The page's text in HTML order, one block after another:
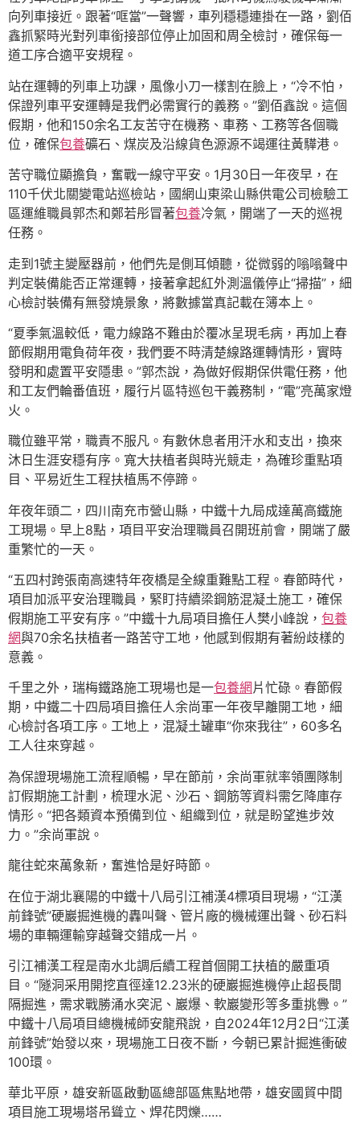
向列車接近。跟著“哐當”一聲響，車列穩穩連掛在一路，劉佰
鑫抓緊時光對列車銜接部位停止加固和周全檢討，確保每一
道工序合適平安規程。
站在運轉的列車上功課，風像小刀一樣割在臉上，“冷不怕，
保證列車平安運轉是我們必需實行的義務。”劉佰鑫說。這個
假期，他和150余名工友苦守在機務、車務、工務等各個職
位，確保包養礦石、煤炭及沿線貨色源源不竭運往黃驊港。
苦守職位顯擔負，奮戰一線守平安。1月30日一年夜早，在
110千伏北關變電站巡檢站，國網山東梁山縣供電公司檢驗工
區運維職員郭杰和鄭若彤冒著包養冷氣，開端了一天的巡視
任務。
走到1號主變壓器前，他們先是側耳傾聽，從微弱的嗡嗡聲中
判定裝備能否正常運轉，接著拿起紅外測溫儀停止“掃描”，細
心檢討裝備有無發燒景象，將數據當真記載在簿本上。
“夏季氣溫較低，電力線路不難由於覆冰呈現毛病，再加上春
節假期用電負荷年夜，我們要不時清楚線路運轉情形，實時
發明和處置平安隱患。”郭杰說，為做好假期保供電任務，他
和工友們輪番值班，履行片區特巡包干義務制，“電”亮萬家燈
火。
職位雖平常，職責不服凡。有數休息者用汗水和支出，換來
沐日生涯安穩有序。寬大扶植者與時光競走，為確珍重點項
目、平易近生工程扶植馬不停蹄。
年夜年頭二，四川南充市營山縣，中鐵十九局成達萬高鐵施
工現場。早上8點，項目平安治理職員召開班前會，開端了嚴
重繁忙的一天。
“五四村跨張南高速特年夜橋是全線重難點工程。春節時代，
項目加派平安治理職員，緊盯持續梁鋼筋混凝土施工，確保
假期施工平安有序。”中鐵十九局項目擔任人樊小峰說， 包養
網與70余名扶植者一路苦守工地，他感到假期有著紛歧樣的
意義。
千里之外，瑞梅鐵路施工現場也是一包養網 片忙碌。春節假
期，中鐵二十四局項目擔任人余尚軍一年夜早離開工地，細
心檢討各項工序。工地上，混凝土罐車“你來我往”，60多名
工人往來穿越。
為保證現場施工流程順暢，早在節前，余尚軍就率領團隊制
訂假期施工計劃，梳理水泥、沙石、鋼筋等資料需乞降庫存
情形。“把各類資本預備到位、組織到位，就是盼望進步效
力。”余尚軍說。
龍往蛇來萬象新，奮進恰是好時節。
在位于湖北襄陽的中鐵十八局引江補漢4標項目現場，“江漢
前鋒號”硬巖掘進機的轟叫聲、管片廠的機械運出聲、砂石料
場的車輛運輸穿越聲交錯成一片。
引江補漢工程是南水北調后續工程首個開工扶植的嚴重項
目。“隧洞采用開挖直徑達12.23米的硬巖掘進機停止超長間
隔掘進，需求戰勝涌水突泥、巖爆、軟巖變形等多重挑釁。”
中鐵十八局項目總機械師安龍飛說，自2024年12月2日“江漢
前鋒號”始發以來，現場施工日夜不斷，今朝已累計掘進衝破
100環。
華北平原，雄安新區啟動區總部區焦點地帶，雄安國貿中間
項目施工現場塔吊聳立、焊花閃爍……